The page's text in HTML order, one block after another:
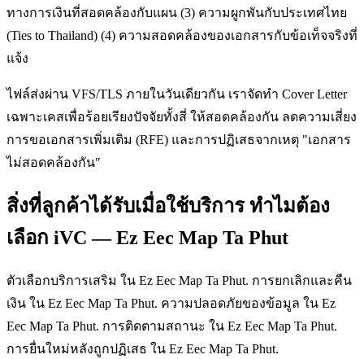
ทางการเงินที่สอดคล้องกับแผน (3) ความผูกพันกับประเทศไทย
(Ties to Thailand) (4) ความสอดคล้องของเอกสารกับข้อเท็จจริงที่
แจ้ง
ไฟล์ส่งผ่าน VFS/TLS ภายในวันเดียวกัน เราจัดทำ Cover Letter
เฉพาะเคสเพื่อร้อยเรียงปัจจัยทั้งสี่ ให้สอดคล้องกัน ลดความเสี่ยง
การขอเอกสารเพิ่มเติม (RFE) และการปฏิเสธจากเหตุ "เอกสาร
ไม่สอดคล้องกัน"
สิ่งที่ลูกค้าได้รับเมื่อใช้บริการ ทำไมต้อง
เลือก iVC — Ez Eec Map Ta Phut
ตัวเลือกบริการเสริม ใน Ez Eec Map Ta Phut. การยกเลิกและคืน
เงิน ใน Ez Eec Map Ta Phut. ความปลอดภัยของข้อมูล ใน Ez
Eec Map Ta Phut. การติดตามสถานะ ใน Ez Eec Map Ta Phut.
การยื่นใหม่หลังถูกปฏิเสธ ใน Ez Eec Map Ta Phut.